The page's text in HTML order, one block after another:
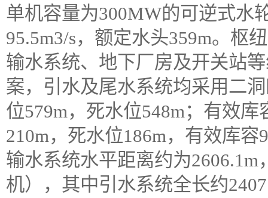
单机容量为300MW的可逆式水
95.5m3/s，额定水头359m。枢
输水系统、地下厂房及开关站
案，引水及尾水系统均采用二
位579m，死水位548m；有效
210m，死水位186m，有效库
输水系统水平距离约为
机），其中引水系统全长约